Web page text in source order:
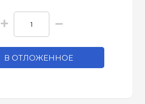
+ −
В ОТЛОЖЕННОЕ